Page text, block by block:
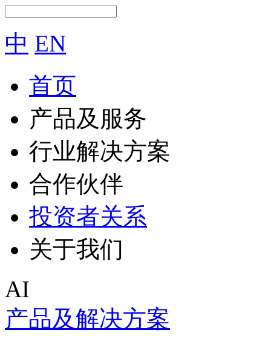
中 EN
首页
产品及服务
行业解决方案
合作伙伴
投资者关系
关于我们
AI
产品及解决方案